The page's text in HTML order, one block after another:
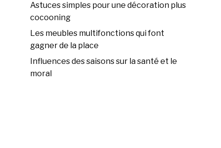
Astuces simples pour une décoration plus
cocooning
Les meubles multifonctions qui font
gagner de la place
Influences des saisons sur la santé et le
moral